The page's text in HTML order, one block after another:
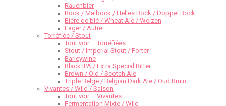
Rauchbier
Bock / Maibock / Helles Bock / Doppel Bock
Bière de blé / Wheat Ale / Weizen
Lager / Autre
Torréfiée / Stout
Tout voir – Torréfiées
Stout / Imperial Stout / Porter
Barleywine
Black IPA / Extra Special Bitter
Brown / Old / Scotch Ale
Triple Belge / Belgian Dark Ale / Oud Bruin
Vivantes / Wild / Saison
Tout voir – Vivantes
Fermentation Mixte / Wild